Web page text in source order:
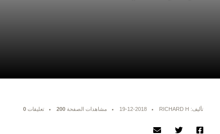
تأليف: RICHARD H 19-12-2018 مشاهدات الصفحة 200 تعليقات 0